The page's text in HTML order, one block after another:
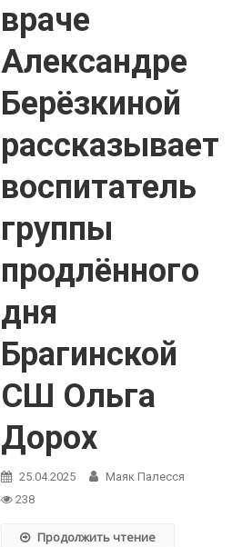
враче
Александре
Берёзкиной
рассказывает
воспитатель
группы
продлённого
дня
Брагинской
СШ Ольга
Дорох
25.04.2025
Маяк Палесся
238
Продолжить чтение